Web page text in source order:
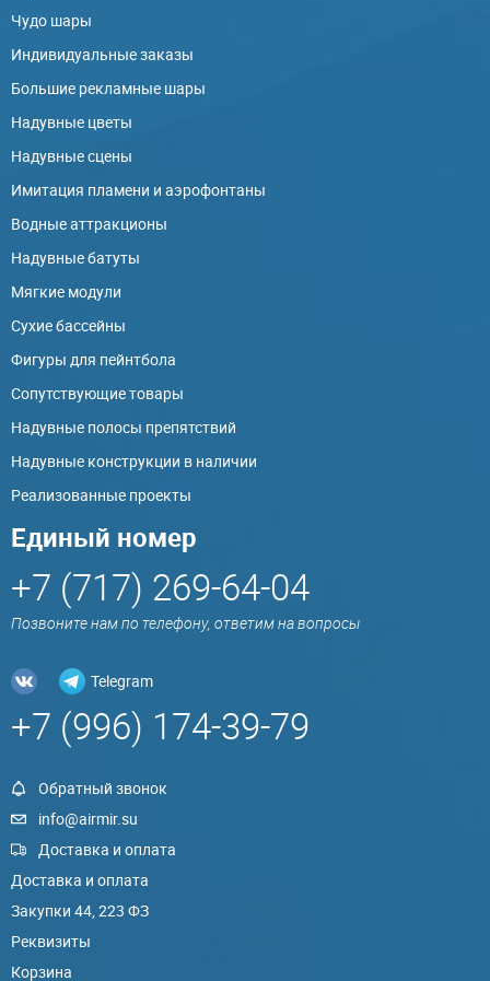
Чудо шары
Индивидуальные заказы
Большие рекламные шары
Надувные цветы
Надувные сцены
Имитация пламени и аэрофонтаны
Водные аттракционы
Надувные батуты
Мягкие модули
Сухие бассейны
Фигуры для пейнтбола
Сопутствующие товары
Надувные полосы препятствий
Надувные конструкции в наличии
Реализованные проекты
Единый номер
+7 (717) 269-64-04
Позвоните нам по телефону, ответим на вопросы
Telegram
+7 (996) 174-39-79
Обратный звонок
info@airmir.su
Доставка и оплата
Доставка и оплата
Закупки 44, 223 ФЗ
Реквизиты
Корзина